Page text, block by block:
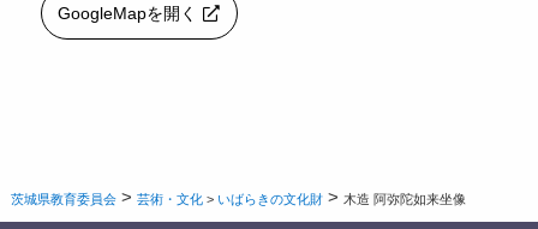
GoogleMapを開く
茨城県教育委員会 >芸術・文化 > いばらきの文化財 > 木造 阿弥陀如来坐像